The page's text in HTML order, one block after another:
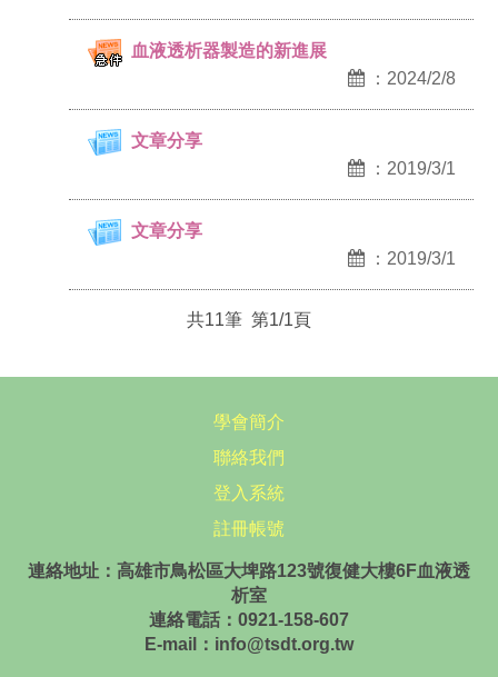
血液透析器製造的新進展
：2024/2/8
文章分享
：2019/3/1
文章分享
：2019/3/1
共11筆 第1/1頁
學會簡介
聯絡我們
登入系統
註冊帳號
連絡地址：高雄市鳥松區大埤路123號復健大樓6F血液透
析室
連絡電話：0921-158-607
E-mail：info@tsdt.org.tw